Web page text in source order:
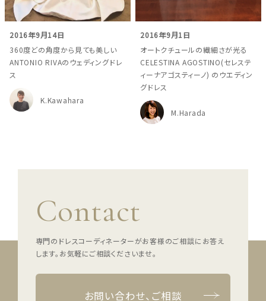
スタイル別
フォトウエディング
お問い合わせ
2016年9月14日
360度どの角度から見ても美しい
ANTONIO RIVAのウェディングドレ
ス
K.Kawahara
2016年9月1日
オートクチュールの繊細さが光る
CELESTINA AGOSTINO(セレステ
ィーナアゴスティーノ) のウエディン
グドレス
M.Harada
Contact
専門のドレスコーディネーターがお客様のご相談にお答え
します。 お気軽にご相談くださいませ。
お問い合わせ、ご相談